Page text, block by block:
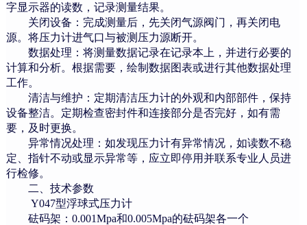
字显示器的读数，记录测量结果。
关闭设备：完成测量后，先关闭气源阀门，再关闭电
源。将压力计进气口与被测压力源断开。
数据处理：将测量数据记录在记录本上，并进行必要的
计算和分析。根据需要，绘制数据图表或进行其他数据处理
工作。
清洁与维护：定期清洁压力计的外观和内部部件，保持
设备整洁。定期检查密封件和连接部分是否完好，如有需
要，及时更换。
异常情况处理：如发现压力计有异常情况，如读数不稳
定、指针不动或显示异常等，应立即停用并联系专业人员进
行检修。
二、 技术参数
Y047型浮球式压力计
砝码架： 0.001Mpa和0.005Mpa的砝码架各一个